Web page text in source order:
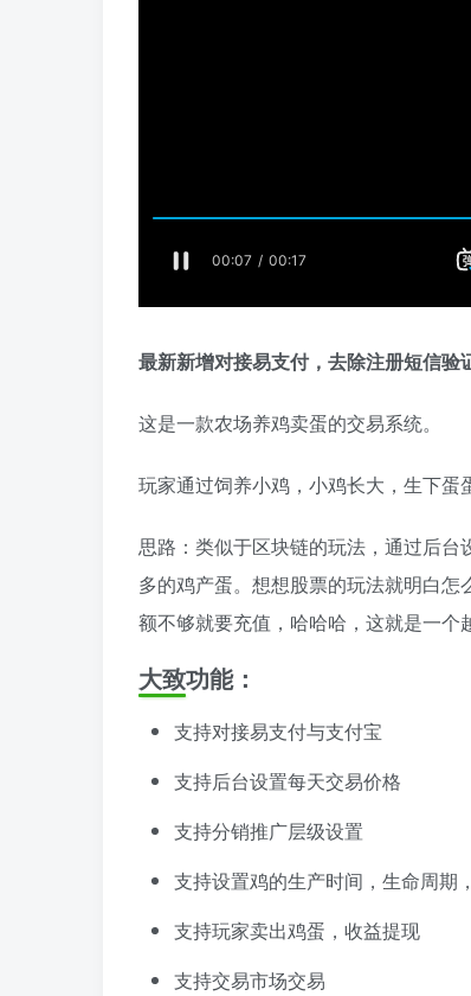
最新新增对接易支付，去除注册短信验
这是一款农场养鸡卖蛋的交易系统。
玩家通过饲养小鸡，小鸡长大，生下蛋
思路：类似于区块链的玩法，通过后
多的鸡产蛋。想想股票的玩法就明白
额不够就要充值，哈哈哈，这就是一个
大致功能：
支持对接易支付与支付宝
支持后台设置每天交易价格
支持分销推广层级设置
支持设置鸡的生产时间，生命周期
支持玩家卖出鸡蛋，收益提现
支持交易市场交易